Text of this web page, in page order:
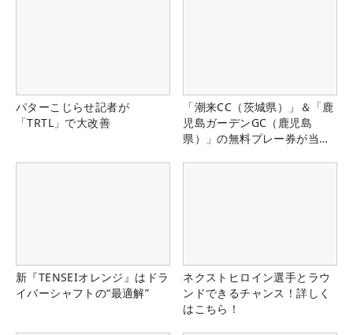
パターこじらせ記者が
「TRTL」で大改善
「潮来CC（茨城県）」＆「鹿
児島ガーデンGC（鹿児島
県）」の無料プレー券が当た
新『TENSEIオレンジ』はドラ
イバーシャフトの“最適解”
ネクストヒロイン選手とラウ
ンドできるチャンス！詳しく
はこちら！